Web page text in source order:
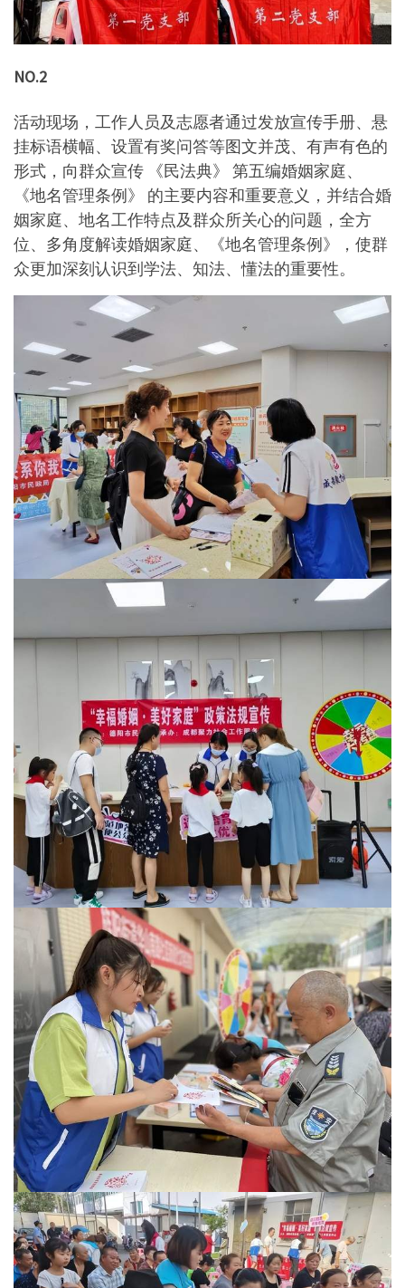
NO.2
活动现场，工作人员及志愿者通过发放宣传手册、悬
挂标语横幅、设置有奖问答等图文并茂、有声有色的
形式，向群众宣传 《民法典》 第五编婚姻家庭、
《地名管理条例》 的主要内容和重要意义，并结合婚
姻家庭、地名工作特点及群众所关心的问题，全方
位、多角度解读婚姻家庭、《地名管理条例》，使群
众更加深刻认识到学法、知法、懂法的重要性。